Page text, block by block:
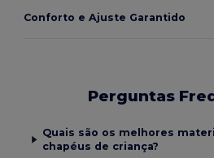
Conforto e Ajuste Garantido
Perguntas
Quais são os melhores
chapéus de criança?